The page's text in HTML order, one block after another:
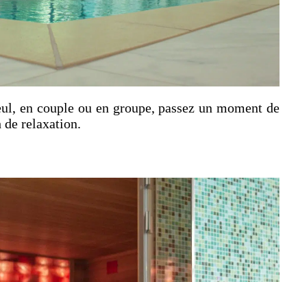
en couple ou en groupe, passez un moment de
de relaxation.